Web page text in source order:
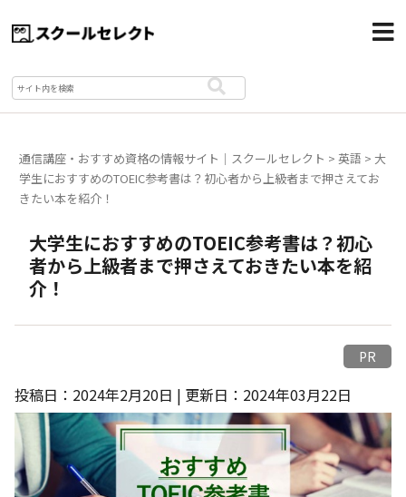
通信講座・おすすめ資格の情報サイト｜スクールセレクト >英語 >大
学生におすすめのTOEIC参考書は？初心者から上級者まで押さえてお
きたい本を紹介！
大学生におすすめのTOEIC参考書は？初心
者から上級者まで押さえておきたい本を紹
介！
PR
投稿日：2024年2月20日 | 更新日：2024年03月22日